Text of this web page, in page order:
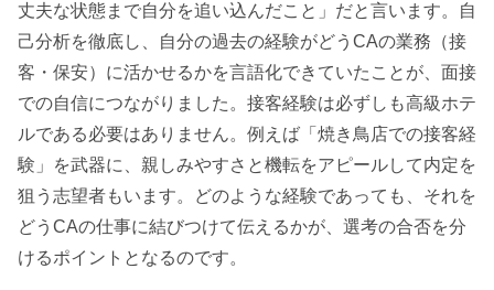
丈夫な状態まで自分を追い込んだこと」だと言います。自
己分析を徹底し、自分の過去の経験がどうCAの業務（接
客・保安）に活かせるかを言語化できていたことが、面接
での自信につながりました。接客経験は必ずしも高級ホテ
ルである必要はありません。例えば「焼き鳥店での接客経
験」を武器に、親しみやすさと機転をアピールして内定を
狙う志望者もいます。どのような経験であっても、それを
どうCAの仕事に結びつけて伝えるかが、選考の合否を分
けるポイントとなるのです。